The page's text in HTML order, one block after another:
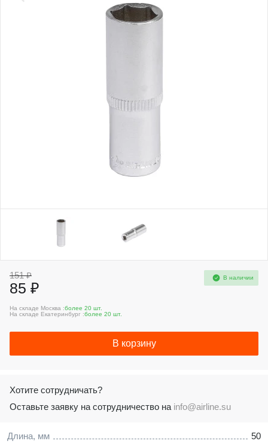
Длина, мм
50
151 ₽
85 ₽
В наличии
На складе Москва :более 20 шт.
На складе Екатеринбург :более 20 шт.
В корзину
Хотите сотрудничать?
Оставьте заявку на сотрудничество на info@airline.su